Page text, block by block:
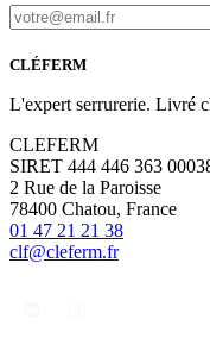
CLÉFERM
L'expert serrurerie. Livré
CLEFERM
SIRET 444 446 363
2 Rue de la Paroisse
78400 Chatou, France
01 47 21 21 38
clf@cleferm.fr